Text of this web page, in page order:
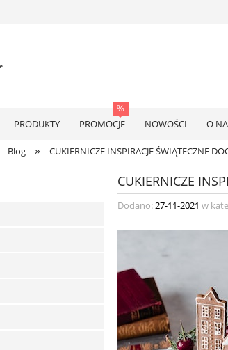
PRODUKTY PROMOCJE NOWOŚCI O
Blog » CUKIERNICZE INSPIRACJE ŚWIĄTECZNE
CUKIERNICZE
Dodano:27-11-2021 w